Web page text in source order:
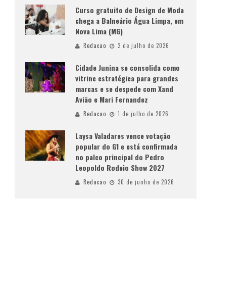
Curso gratuito de Design de Moda
chega a Balneário Água Limpa, em
Nova Lima (MG)
Redacao 2 de julho de 2026
Cidade Junina se consolida como
vitrine estratégica para grandes
marcas e se despede com Xand
Avião e Mari Fernandez
Redacao 1 de julho de 2026
Laysa Valadares vence votação
popular do G1 e está confirmada
no palco principal do Pedro
Leopoldo Rodeio Show 2027
Redacao 30 de junho de 2026